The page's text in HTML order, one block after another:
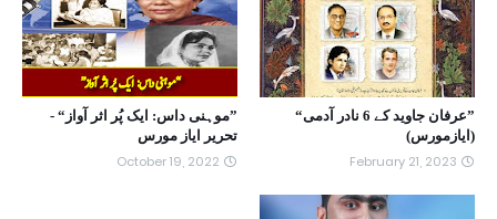
”عرفان جاوید کے 6 نادر آدمی“
(ایازمورس)
February 21, 2023
”موہنی داس: ایک پُر اثر آواز“ -
تحریر ایاز مورس
October 19, 2022